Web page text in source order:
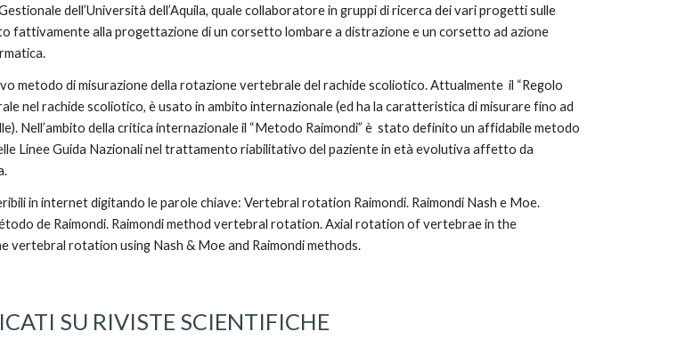
dell’Università dell’Aquila, quale collaboratore in gruppi di ricerca dei vari progetti sulle
fattivamente alla progettazione di un corsetto lombare a distrazione e un corsetto ad azione
metodo di misurazione della rotazione vertebrale del rachide scoliotico. Attualmente  il “Regolo
nel rachide scoliotico, è usato in ambito internazionale (ed ha la caratteristica di misurare fino ad
Nell’ambito della critica internazionale il “Metodo Raimondi” è  stato definito un affidabile metodo
Linee Guida Nazionali nel trattamento riabilitativo del paziente in età evolutiva affetto da
in internet digitando le parole chiave: Vertebral rotation Raimondi. Raimondi Nash e Moe.
de Raimondi. Raimondi method vertebral rotation. Axial rotation of vertebrae in the
vertebral rotation using Nash & Moe and Raimondi methods.
SU RIVISTE SCIENTIFICHE